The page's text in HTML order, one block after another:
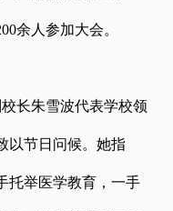
余人参加大会。
长朱雪波代表学校领
以节日问候。她指
托举医学教育，一手